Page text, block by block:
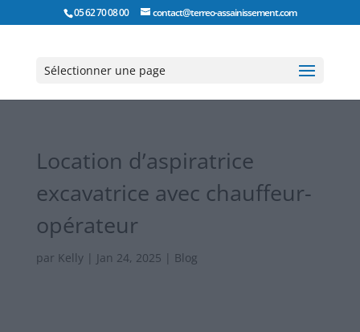
05 62 70 08 00 contact@terreo-assainissement.com
Sélectionner une page
Location d’aspiratrice
excavatrice avec chauffeur-
opérateur
par Kelly| Jan 24, 2025 | Blog